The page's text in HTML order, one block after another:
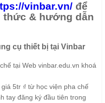
vinbar.vn/để
& hướng dẫn
cụ thiết bị tại Vinbar
tại Web vinbar.edu.vn khoá
5tr ₫ từ học viện pha chế
tay đăng ký đầu tiên trong